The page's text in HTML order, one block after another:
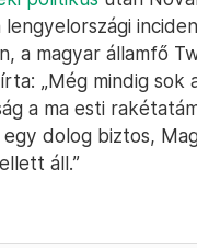
lengyelországi
a magyar államfő
„Még mindig sok
a ma esti
dolog biztos,
áll.”